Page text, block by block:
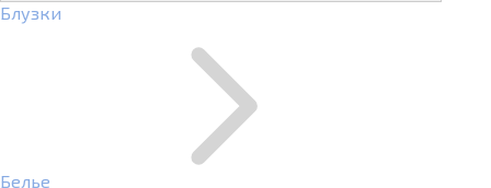
Блузки
Белье